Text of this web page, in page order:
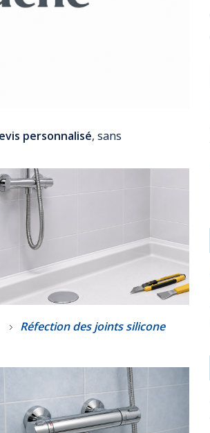
personnalisé, sans
Réfection des joints silicone